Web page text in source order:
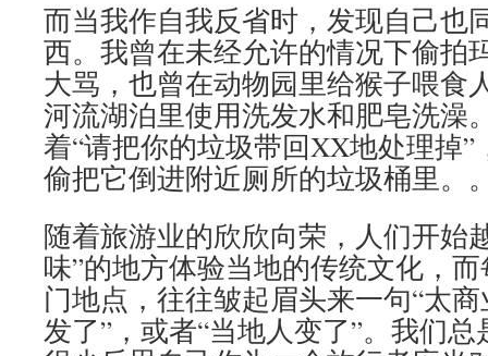
而当我作自我反省时，发现自己也
西。我曾在未经允许的情况下偷拍
大骂，也曾在动物园里给猴子喂食
河流湖泊里使用洗发水和肥皂洗澡
着“请把你的垃圾带回XX地处理掉
偷把它倒进附近厕所的垃圾桶里。
随着旅游业的欣欣向荣，人们开始
味”的地方体验当地的传统文化，
门地点，往往皱起眉头来一句“太
发了”，或者“当地人变了”。我们